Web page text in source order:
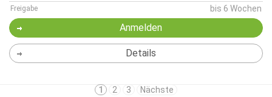
Freigabe bis 6 Wochen
Anmelden
Details
1 2 3 Nächste